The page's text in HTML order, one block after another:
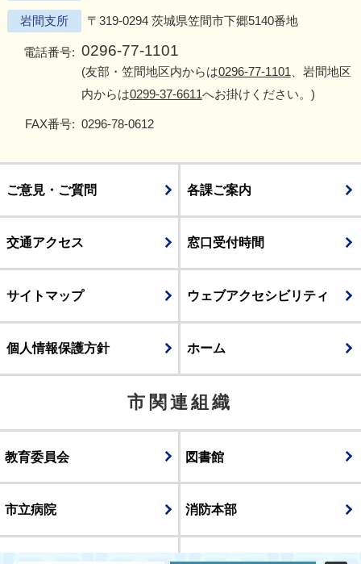
岩間支所 〒319-0294 茨城県笠間市下郷5140番地
電話番号: 0296-77-1101
(友部・笠間地区内からは0296-77-1101 、岩間地区
内からは0299-37-6611へお掛けください。)
FAX番号: 0296-78-0612
ご意見・ご質問 各課ご案内
交通アクセス 窓口受付時間
サイトマップ ウェブアクセシビリティ
個人情報保護方針 ホーム
市関連組織
教育委員会 図書館
市立病院 消防本部